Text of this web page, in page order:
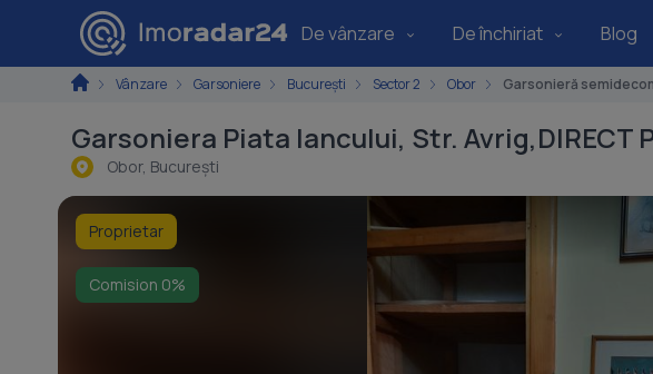
De vânzare De închiriat Blog
Vânzare Garsoniere București Sector 2 Obor Garsonieră
Garsoniera Piata Iancului, Str. Avrig,DIRECT
Obor, Bucureşti
Proprietar
Comision 0%